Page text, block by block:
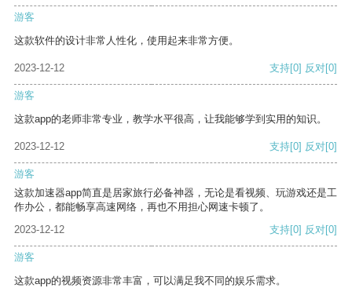
游客
这款软件的设计非常人性化，使用起来非常方便。
2023-12-12 支持[0] 反对[0]
游客
这款app的老师非常专业，教学水平很高，让我能够学到实用的知识。
2023-12-12 支持[0] 反对[0]
游客
这款加速器app简直是居家旅行必备神器，无论是看视频、玩游戏还是工
作办公，都能畅享高速网络，再也不用担心网速卡顿了。
2023-12-12
支持[0] 反对[0]
游客
这款app的视频资源非常丰富，可以满足我不同的娱乐需求。